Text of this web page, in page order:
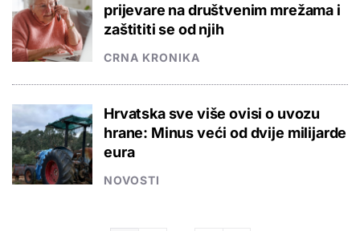
prijevare na društvenim mrežama i
zaštititi se od njih
CRNA KRONIKA
Hrvatska sve više ovisi o uvozu
hrane: Minus veći od dvije milijarde
eura
NOVOSTI